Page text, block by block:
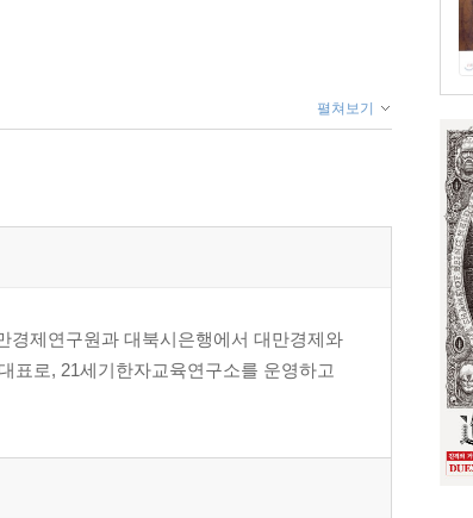
펼쳐보기
경제연구원과 대북시은행에서 대만경제와
표로, 21세기한자교육연구소를 운영하고